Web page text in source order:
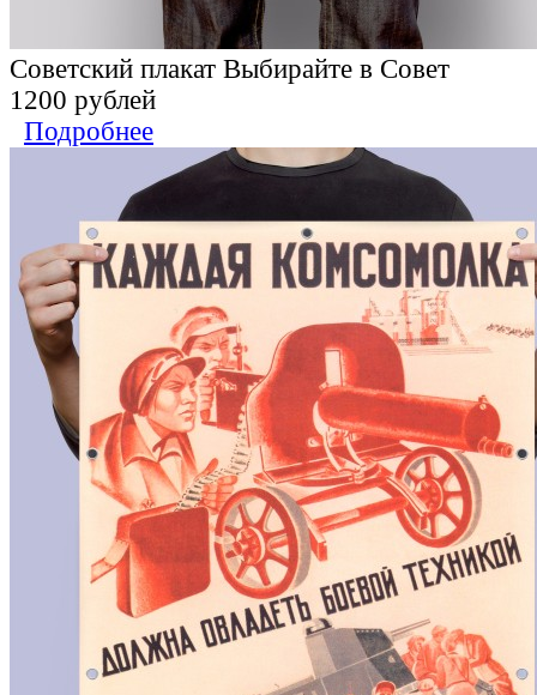
Советский плакат Выбирайте в Совет
1200 рублей
Подробнее